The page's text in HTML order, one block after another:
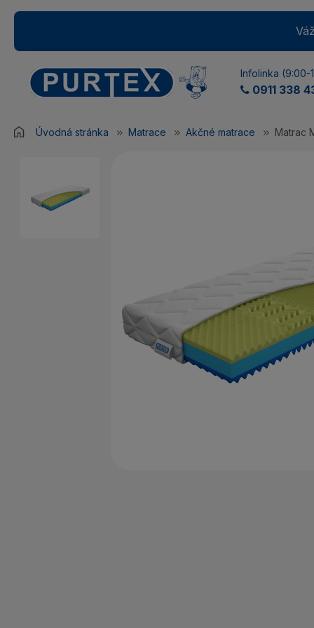
Infolinka (9:00-
0911 338
Úvodná stránka Matrace Akčné matrace Matrac